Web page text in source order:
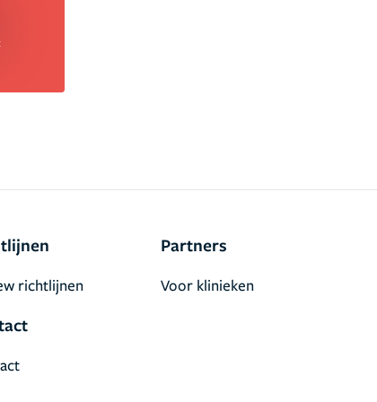
richtlijnen
Partners
Voor klinieken